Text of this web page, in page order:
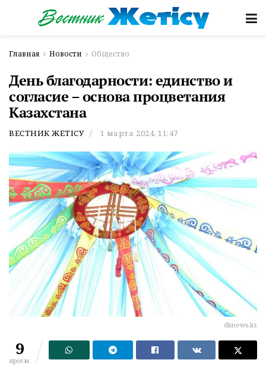
Главная Новости Общество
День благодарности: единство и
согласие – основа процветания
Казахстана
ВЕСТНИК ЖЕТІСУ 1 марта 2024, 11:47
dknews.kz
9
просм.